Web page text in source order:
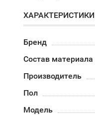
ХАРАКТЕРИСТИКИ
Бренд
Состав материала
Производитель
Пол
Модель